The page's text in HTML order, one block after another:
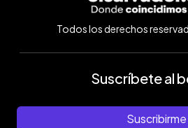
Todos los derechos
Suscríbete al
Suscribirme